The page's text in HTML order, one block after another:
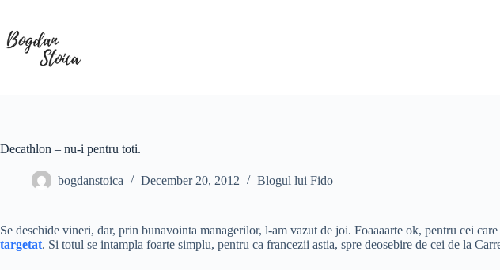
content
Decathlon – nu-i pentru toti.
bogdanstoica December 20, 2012 Blogul lui Fido
Se deschide vineri, dar, prin bunavointa managerilor, l-am vazut de joi. Foaaaarte ok, pentru cei
targetat. Si totul se intampla foarte simplu, pentru ca francezii astia, spre deosebire de cei de la